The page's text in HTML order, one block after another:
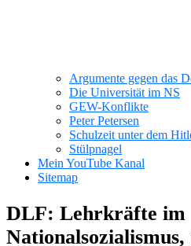
Argumente gegen das
Die Universität im NS
GEW-Konflikte
Peter Petersen
Schulzeit unter dem
Stülpnagel
Mein YouTube Kanal
Sitemap
DLF: Lehrkräfte im
Nationalsozialismus,